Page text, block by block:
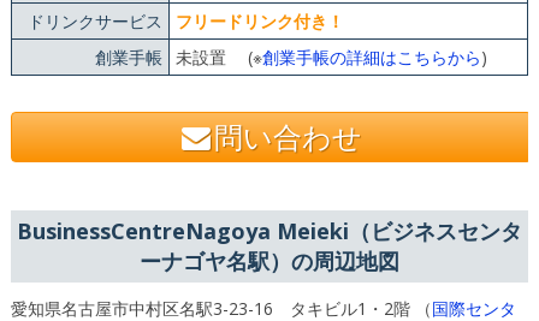
ドリンクサービス
フリードリンク付き！
創業手帳 未設置 (※創業手帳の詳細はこちらから)
問い合わせ
BusinessCentreNagoya Meieki（ビジネスセンタ
ーナゴヤ名駅）の周辺地図
愛知県名古屋市中村区名駅3-23-16 タキビル1・2階 （国際センタ